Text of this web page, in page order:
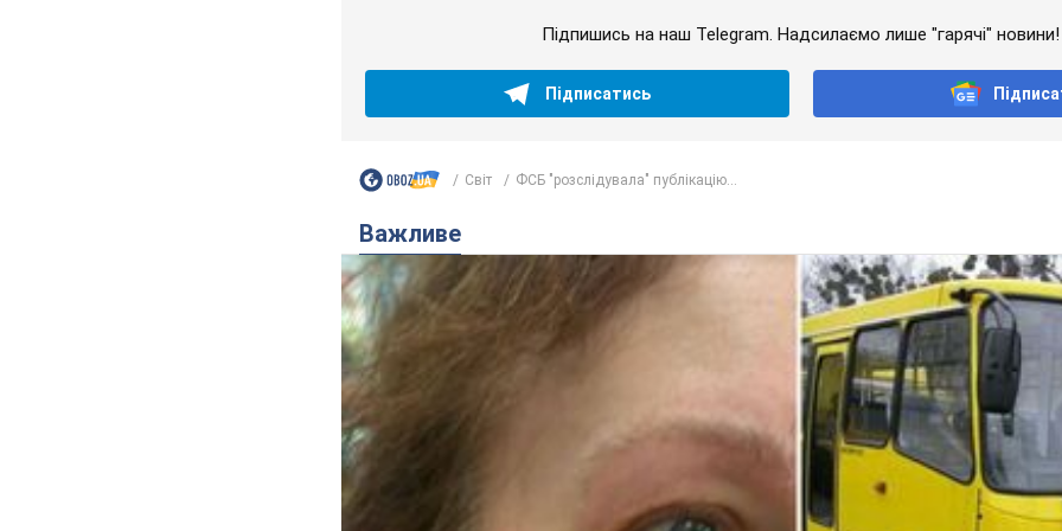
Підпишись на наш Telegram. Надсилаємо лише "гарячі" новини!
Підписатись
Світ ФСБ "розслідувала" публікацію...
Важливе